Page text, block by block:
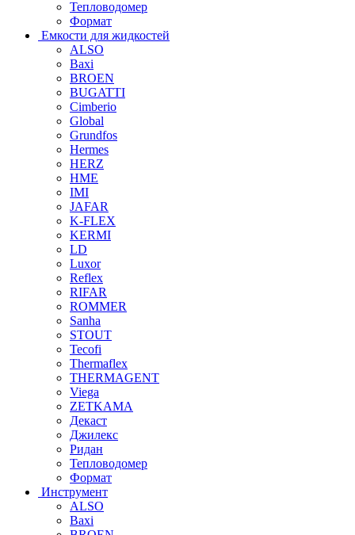
Тепловодомер
Формат
Емкости для жидкостей
ALSO
Baxi
BROEN
BUGATTI
Cimberio
Global
Grundfos
Hermes
HERZ
HME
IMI
JAFAR
K-FLEX
KERMI
LD
Luxor
Reflex
RIFAR
ROMMER
Sanha
STOUT
Tecofi
Thermaflex
THERMAGENT
Viega
ZETKAMA
Декаст
Джилекс
Ридан
Тепловодомер
Формат
Инструмент
ALSO
Baxi